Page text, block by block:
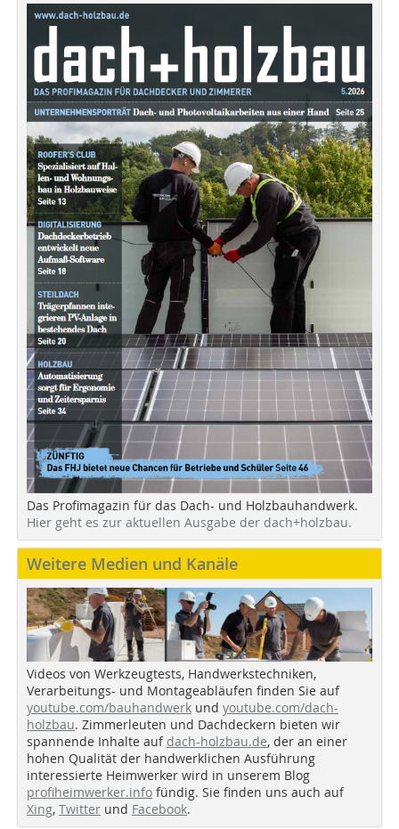
Das Profimagazin für das Dach- und Holzbauhandwerk.
Hier geht es zur aktuellen Ausgabe der dach+holzbau.
Weitere Medien und Kanäle
Videos von Werkzeugtests, Handwerkstechniken,
Verarbeitungs- und Montageabläufen finden Sie auf
youtube.com/bauhandwerk und youtube.com/dach-
holzbau. Zimmerleuten und Dachdeckern bieten wir
spannende Inhalte auf dach-holzbau.de, der an einer
hohen Qualität der handwerklichen Ausführung
interessierte Heimwerker wird in unserem Blog
profiheimwerker.info fündig. Sie finden uns auch auf
Xing, Twitter und Facebook.